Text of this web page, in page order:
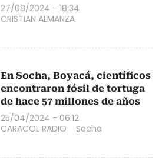
27/08/2024 - 18:34
CRISTIAN ALMANZA
En Socha, Boyacá, científicos
encontraron fósil de tortuga
de hace 57 millones de años
25/04/2024 - 06:12
CARACOL RADIO
Socha